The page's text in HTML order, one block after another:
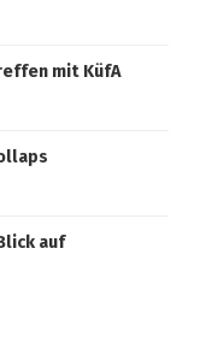
mit KüfA
auf